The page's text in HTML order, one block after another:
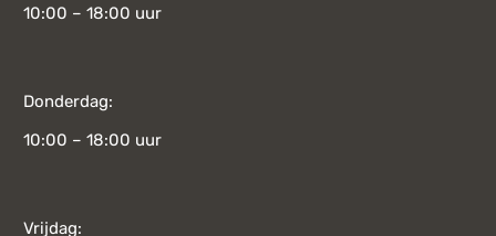
10:00 – 18:00 uur
Donderdag:
10:00 – 18:00 uur
Vrijdag: